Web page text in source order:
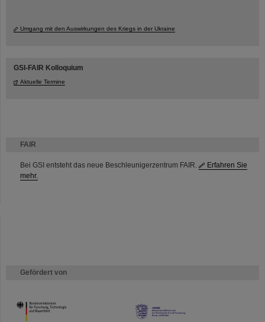
FAIR
Bei GSI entsteht das neue Beschleunigerzentrum FAIR.
Erfahren Sie
mehr.
Gefördert von
HMWK
Umgang mit den Auswirkungen des Kriegs in der Ukraine
GSI-FAIR Kolloquium
Aktuelle Termine